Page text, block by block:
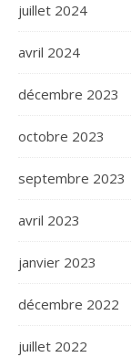
juillet 2024
avril 2024
décembre 2023
octobre 2023
septembre 2023
avril 2023
janvier 2023
décembre 2022
juillet 2022